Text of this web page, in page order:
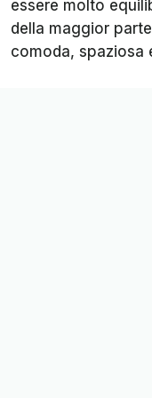
essere molto
della maggior
comoda, spaziosa